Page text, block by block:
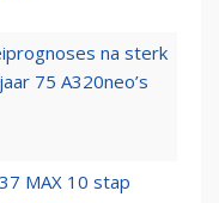
na sterk
75 A320neo’s
MAX 10 stap